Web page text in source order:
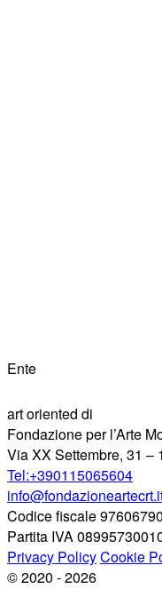
Ente
art oriented di
Fondazione per l’Arte
Via XX Settembre, 31 –
Tel:+390115065604
Codice fiscale
Partita IVA
Privacy PolicyCookie
© 2020 - 2026